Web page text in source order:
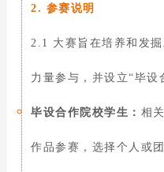
2. 参赛说明
2.1 大赛旨在培养和发
力量参与，并设立“毕设
毕设合作院校学生： 相
作品参赛，选择个人或